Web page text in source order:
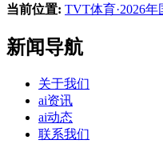
当前位置: TVT体育·2026
新闻导航
关于我们
ai资讯
ai动态
联系我们